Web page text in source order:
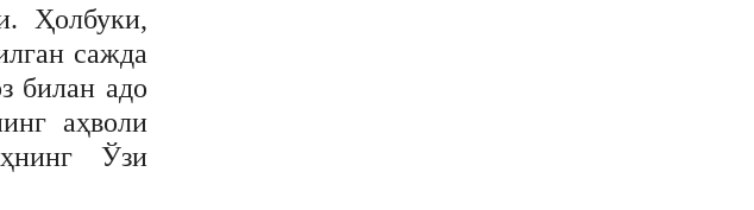
Ҳолбуки,
сажда
билан адо
аҳволи
Ўзи